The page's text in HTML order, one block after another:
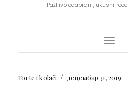
Pažljivo odabrani, ukusni
Torte i kolači / децембар 31, 2019